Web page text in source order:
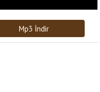
Mp3 İndir